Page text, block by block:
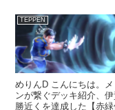
TEPPEN
めりんD こんにちは。
ンが繋ぐデッキ紹介、
勝近くを達成した【赤